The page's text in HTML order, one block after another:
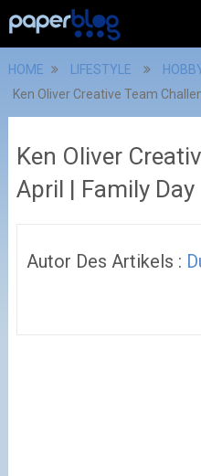
HOME LIFESTYLE
Ken Oliver Creative Team
Ken Oliver
April | Family Day
Autor Des Artikels :